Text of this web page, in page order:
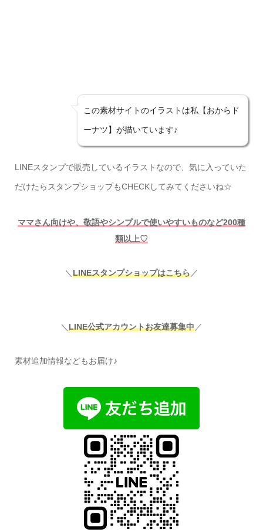
この素材サイトのイラストは私【おからド
ーナツ】が描いています♪
LINEスタンプで販売しているイラストなので、気に入っていた
だけたらスタンプショップもCHECKしてみてくださいね☆
ママさん向けや、敬語やシンプルで使いやすいものなど200種
類以上♡
＼LINEスタンプショップはこちら／
＼ LINE公式アカウントお友達募集中／
素材追加情報などもお届け♪